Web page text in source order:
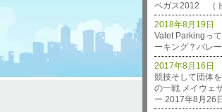
ベガス2012 （ト
Valet Parkingっ
ーキング？バレ
2018年8月19日
競技そして団体
の一戦 メイウェ
ー 2017年8月26日
2017年8月16日